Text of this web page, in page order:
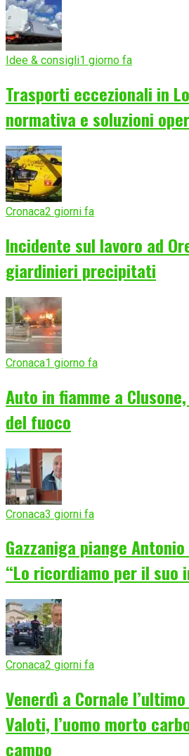
Idee & consigli1 giorno fa
Trasporti eccezionali in
normativa e soluzioni
Cronaca2 giorni fa
Incidente sul lavoro ad
giardinieri precipitati
Cronaca1 giorno fa
Auto in fiamme a
del fuoco
Cronaca3 giorni fa
Gazzaniga piange
“Lo ricordiamo per il suo
Cronaca2 giorni fa
Venerdì a Cornale
Valoti, l’uomo morto
campo